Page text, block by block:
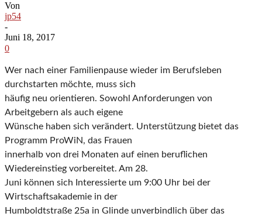
Von
jp54
-
Juni 18, 2017
0
Wer nach einer Familienpause wieder im Berufsleben
durchstarten möchte, muss sich
häufig neu orientieren. Sowohl Anforderungen von
Arbeitgebern als auch eigene
Wünsche haben sich verändert. Unterstützung bietet das
Programm ProWiN, das Frauen
innerhalb von drei Monaten auf einen beruflichen
Wiedereinstieg vorbereitet. Am 28.
Juni können sich Interessierte um 9:00 Uhr bei der
Wirtschaftsakademie in der
Humboldtstraße 25a in Glinde unverbindlich über das